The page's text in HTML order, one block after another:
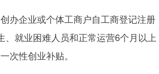
企业或个体工商户自工商登记注册
就业困难人员和正常运营6个月以上
次性创业补贴。